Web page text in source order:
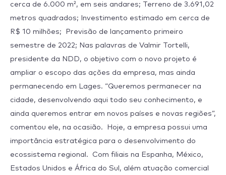
cerca de 6.000 m², em seis andares; Terreno de 3.691,02
metros quadrados; Investimento estimado em cerca de
R$ 10 milhões; Previsão de lançamento primeiro
semestre de 2022; Nas palavras de Valmir Tortelli,
presidente da NDD, o objetivo com o novo projeto é
ampliar o escopo das ações da empresa, mas ainda
permanecendo em Lages. “Queremos permanecer na
cidade, desenvolvendo aqui todo seu conhecimento, e
ainda queremos entrar em novos países e novas regiões”,
comentou ele, na ocasião. Hoje, a empresa possui uma
importância estratégica para o desenvolvimento do
ecossistema regional. Com filiais na Espanha, México,
Estados Unidos e África do Sul, além atuação comercial